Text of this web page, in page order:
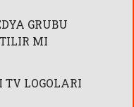
GRUBU
MI
LOGOLARI